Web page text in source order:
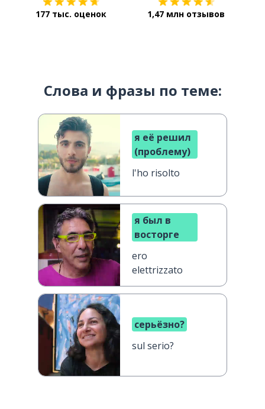
177 тыс. оценок 1,47 млн отзывов
Слова и фразы по теме:
я её решил
(проблему)
l'ho risolto
я был в
восторге
ero
elettrizzato
серьёзно?
sul serio?